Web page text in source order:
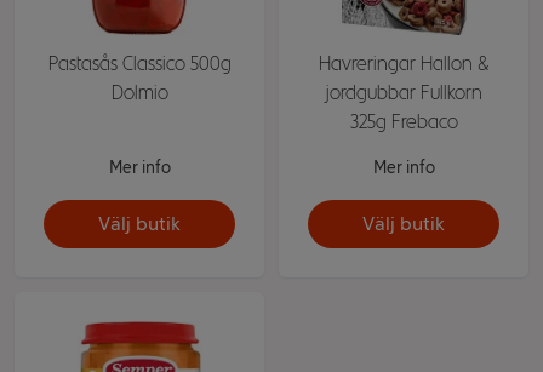
Pastasås Classico 500g
Dolmio
Mer info
Välj butik
Havreringar Hallon &
jordgubbar Fullkorn
325g Frebaco
Mer info
Välj butik